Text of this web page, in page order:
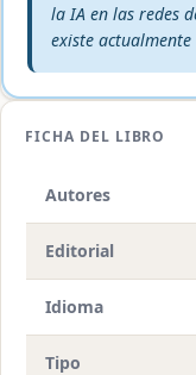
la IA en las redes
existe actualmente
FICHA DEL LIBRO
Autores
Editorial
Idioma
Tipo